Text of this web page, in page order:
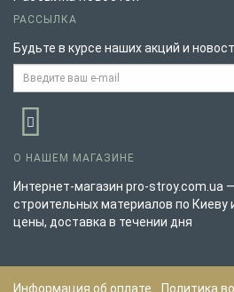
РАССЫЛКА
Будьте в курсе наших акций и
О НАШЕМ МАГАЗИНЕ
Интернет-магазин pro-stroy.com.ua
строительных материалов по Киеву
цены, доставка в течении дня
Информация об оплате Политика